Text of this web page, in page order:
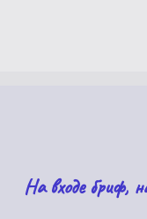
На входе бриф,